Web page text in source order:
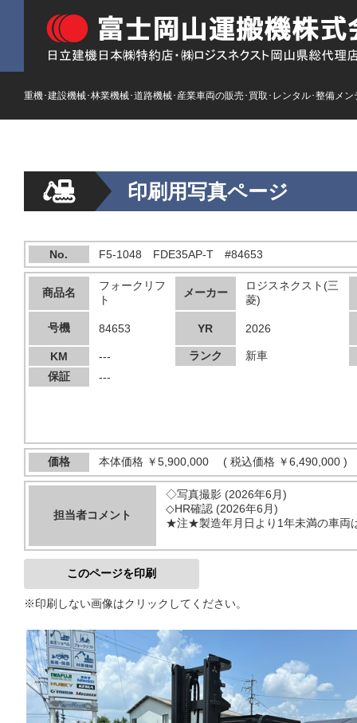
重機･建設機械･林業機械･道路機械･産業車両の販売･買取･レンタル･整備メン
印刷用写真ページ
No. F5-1048 FDE35AP-T #84653
商品名
フォークリフ
ト
メーカー
ロジスネクスト(三
菱)
号機 84653 YR 2026
KM --- ランク
新車
保証
---
価格 本体価格 ￥5,900,000 ( 税込価格 ￥6,490,000 )
担当者コメント
◇写真撮影 (2026年6月)
◇HR確認 (2026年6月)
★注★製造年月日より1年未満の車両
このページを印刷
※印刷しない画像はクリックしてください。